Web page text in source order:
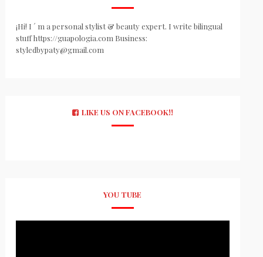
¡Hi! I ´ m a personal stylist & beauty expert. I write bilingual
stuff https://guapologia.com Business:
styledbypaty@gmail.com
LIKE US ON FACEBOOK!!
YOU TUBE